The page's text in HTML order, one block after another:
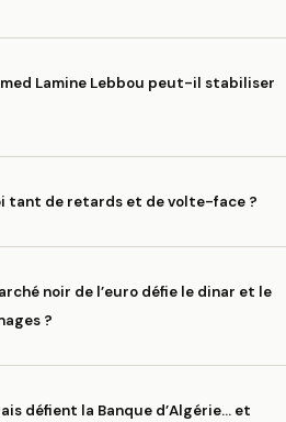
Lamine Lebbou peut-il stabiliser
tant de retards et de volte-face ?
noir de l’euro défie le dinar et le
?
défient la Banque d’Algérie… et